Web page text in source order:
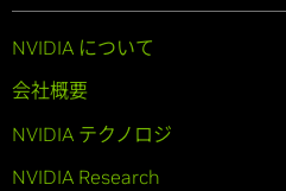
NVIDIA について
会社概要
NVIDIA テクノロジ
NVIDIA Research